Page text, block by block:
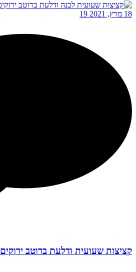
18 מרץ, 2021 19
קציצות שעועית ודלעת ברוטב ירוקים